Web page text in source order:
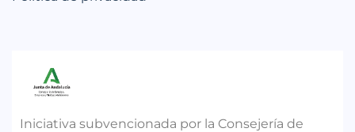
Iniciativa subvencionada por la Consejería de